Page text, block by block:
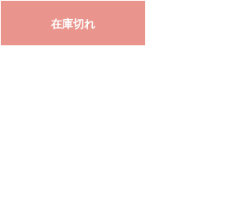
在庫切れ